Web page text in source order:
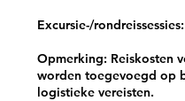
Excursie-/
Opmerking: Reiskosten
worden toegevoegd op
logistieke vereisten.